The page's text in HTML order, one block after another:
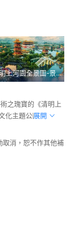
清明上河園全景圖-景區提供
之瑰寶的《清明上
化主題公園。
展開
取消，恕不作其他補